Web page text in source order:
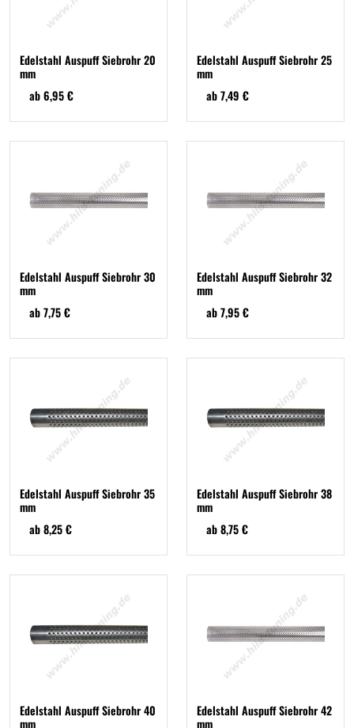
Edelstahl Auspuff Siebrohr 20
mm
ab 6,95 €
Edelstahl Auspuff Siebrohr 25
mm
ab 7,49 €
Edelstahl Auspuff Siebrohr 30
mm
ab 7,75 €
Edelstahl Auspuff Siebrohr 32
mm
ab 7,95 €
Edelstahl Auspuff Siebrohr 35
mm
ab 8,25 €
Edelstahl Auspuff Siebrohr 38
mm
ab 8,75 €
Edelstahl Auspuff Siebrohr 40
mm
Edelstahl Auspuff Siebrohr 42
mm